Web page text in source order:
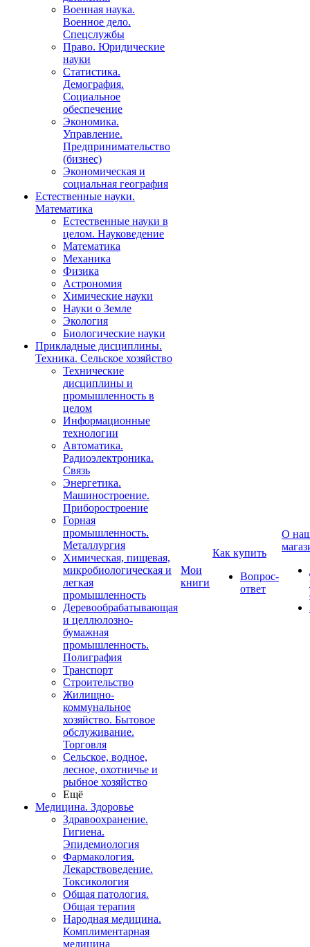
Военная наука.
Военное дело.
Спецслужбы
Право. Юридические
науки
Статистика.
Демография.
Социальное
обеспечение
Экономика.
Управление.
Предпринимательство
(бизнес)
Экономическая и
социальная география
Естественные науки.
Математика
Естественные науки в
целом. Науковедение
Математика
Механика
Физика
Астрономия
Химические науки
Науки о Земле
Экология
Биологические науки
Прикладные дисциплины.
Техника. Сельское хозяйство
Технические
дисциплины и
промышленность в
целом
Информационные
технологии
Автоматика.
Радиоэлектроника.
Связь
Энергетика.
Машиностроение.
Приборостроение
Горная
промышленность.
Металлургия
Химическая, пищевая,
микробиологическая и
легкая
промышленность
Деревообрабатывающая
и целлюлозно-
бумажная
промышленность.
Полиграфия
Транспорт
Строительство
Жилищно-
коммунальное
хозяйство. Бытовое
обслуживание.
Торговля
Сельское, водное,
лесное, охотничье и
рыбное хозяйство
Ещё
Медицина. Здоровье
Здравоохранение.
Гигиена.
Эпидемиология
Фармакология.
Лекарствоведение.
Токсикология
Общая патология.
Общая терапия
Народная медицина.
Комплиментарная
медицина
Мои
книги
Как купить
Вопрос-
ответ
О